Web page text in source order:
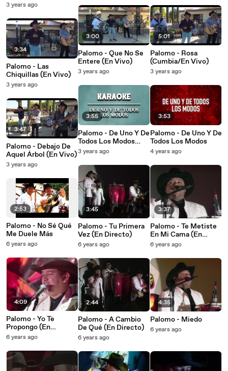
3 years ago
3:34
Palomo - Las
Chiquillas (En Vivo)
3 years ago
3:47
Palomo - Debajo De
Aquel Árbol (En Vivo)
3 years ago
2:53
Palomo - No Sé Qué
Me Duele Más
6 years ago
4:09
Palomo - Yo Te
Propongo (En
Directo)
6 years ago
3:00
Palomo - Que No Se
Entere (En Vivo)
3 years ago
3:55
Palomo - De Uno Y De
Todos Los Modos
(Karaoke)
3 years ago
3:45
Palomo - Tu Primera
Vez (En Directo)
6 years ago
2:44
Palomo - A Cambio
De Qué (En Directo)
6 years ago
5:01
Palomo - Rosa
(Cumbia/En Vivo)
3 years ago
3:53
Palomo - De Uno Y De
Todos Los Modos
4 years ago
3:37
Palomo - Te Metiste
En Mi Cama (En
Directo)
6 years ago
4:35
Palomo - Miedo
6 years ago